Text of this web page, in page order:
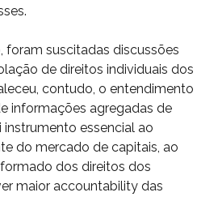
foram suscitadas discussões
de direitos individuais dos
contudo, o entendimento
informações agregadas de
essencial ao
do mercado de capitais, ao
dos direitos dos
maior accountability das